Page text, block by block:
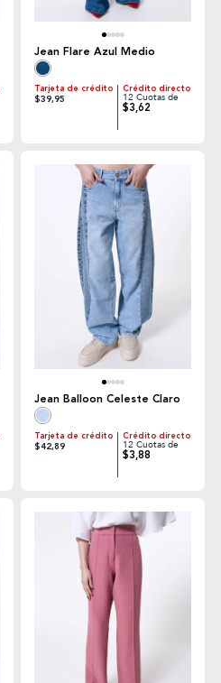
Jean Flare Azul Medio
Tarjeta de crédito
$39,95
Crédito directo
12 Cuotas de
$3,62
Jean Balloon Celeste Claro
Tarjeta de crédito
$42,89
Crédito directo
12 Cuotas de
$3,88